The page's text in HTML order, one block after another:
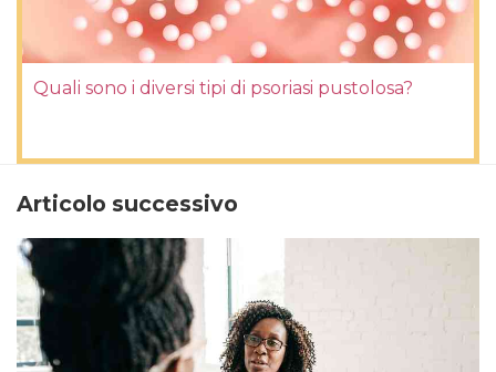
Quali sono i diversi tipi di psoriasi pustolosa?
Articolo successivo